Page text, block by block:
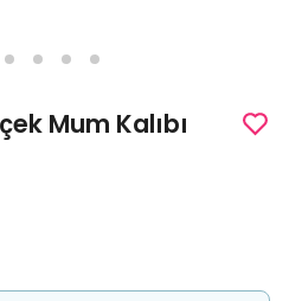
Mum Kalıbı